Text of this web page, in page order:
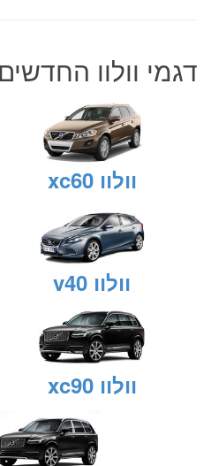
דגמי וולוו החדשים
וולוו xc60
וולוו v40
וולוו xc90